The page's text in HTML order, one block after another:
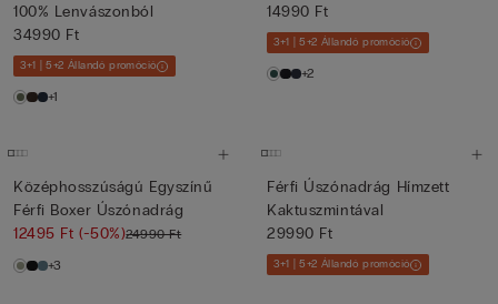
100% Lenvászonból
34990 Ft
3+1 | 5+2 Állandó promóció
+1
14990 Ft
3+1 | 5+2 Állandó promóció
+2
Középhosszúságú Egyszínű
Férfi Boxer Úszónadrág
12495 Ft(-50%)24990 Ft
+3
Férfi Úszónadrág Hímzett
Kaktuszmintával
29990 Ft
3+1 | 5+2 Állandó promóció